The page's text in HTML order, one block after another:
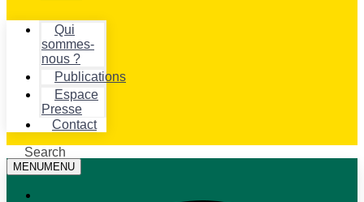
Qui
sommes-
nous ?
Publications
Espace
Presse
Contact
Search
MENUMENU